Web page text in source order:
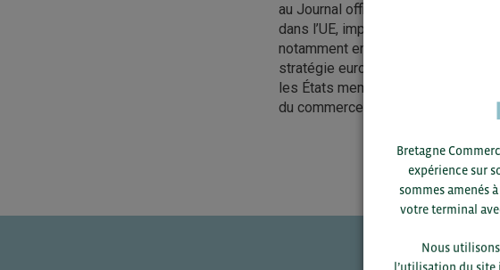
au Journal officiel du 26
dans l’UE, impose des
notamment en matière de tri, de
stratégie européenne d’économie
les États membres disposeront
du commerce international sont
Bretagne
expérience sur
sommes amenés
votre terminal
Nous